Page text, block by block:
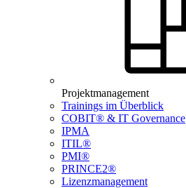
Projektmanagement
Trainings im Überblick
COBIT® & IT Governance
IPMA
ITIL®
PMI®
PRINCE2®
Lizenzmanagement